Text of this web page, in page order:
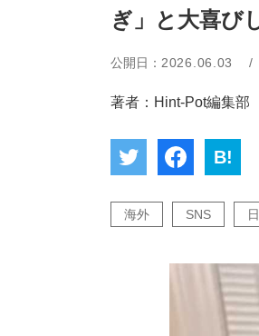
ぎ」と大喜び
公開日： 2026.06.03 /
著者：Hint-Pot編集部
B!
海外 SNS